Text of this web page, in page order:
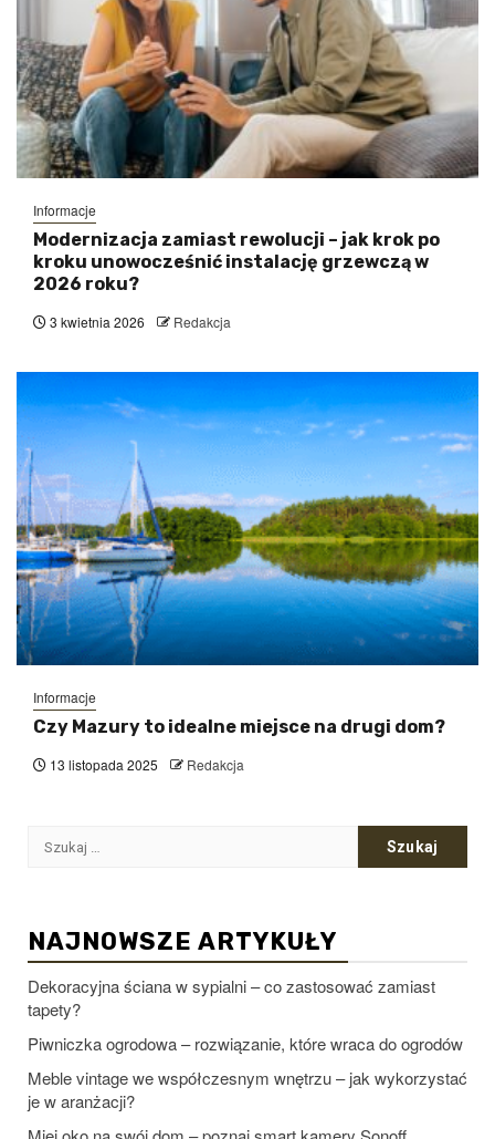
Informacje
Modernizacja zamiast rewolucji – jak krok po
kroku unowocześnić instalację grzewczą w
2026 roku?
3 kwietnia 2026 Redakcja
Informacje
Czy Mazury to idealne miejsce na drugi dom?
13 listopada 2025 Redakcja
Szukaj:
NAJNOWSZE ARTYKUŁY
Dekoracyjna ściana w sypialni – co zastosować zamiast
tapety?
Piwniczka ogrodowa – rozwiązanie, które wraca do ogrodów
Meble vintage we współczesnym wnętrzu – jak wykorzystać
je w aranżacji?